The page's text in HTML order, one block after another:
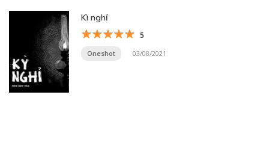
Kì nghỉ
5
Oneshot 03/08/2021